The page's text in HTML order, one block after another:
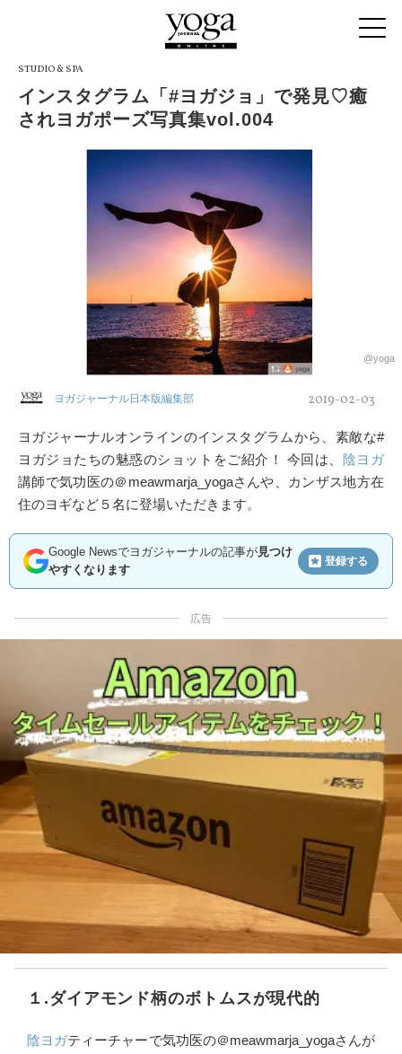
STUDIO & SPA
インスタグラム「#ヨガジョ」で発見♡癒
されヨガポーズ写真集vol.004
@yoga
ヨガジャーナル日本版編集部 2019-02-03
ヨガジャーナルオンラインのインスタグラムから、素敵な#
ヨガジョたちの魅惑のショットをご紹介！ 今回は、 陰ヨガ
講師で気功医の＠meawmarja_yogaさんや、カンザス地方在
住のヨギなど５名に登場いただきます。
Google Newsでヨガジャーナルの記事が見つけ
やすくなります
登録する
広告
１.ダイアモンド柄のボトムスが現代的
陰ヨガティーチャーで気功医の＠meawmarja_yogaさんが